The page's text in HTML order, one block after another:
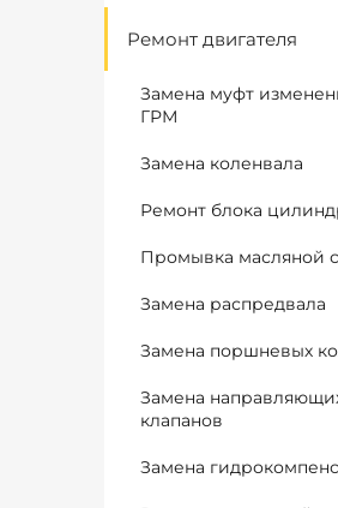
Ремонт двигателя
Замена муфт
ГРМ
Замена коленвала
Ремонт блока
Промывка масляной
Замена распредвала
Замена поршневых
Замена
клапанов
Замена